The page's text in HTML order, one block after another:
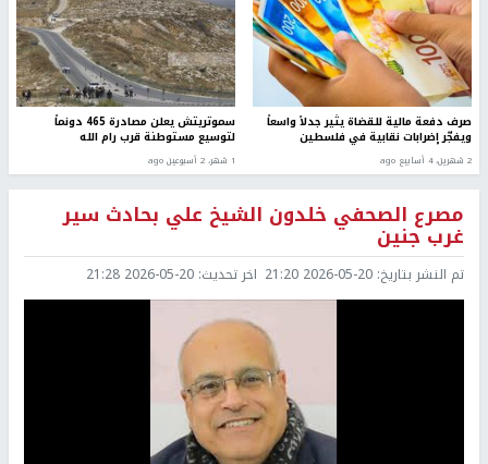
صرف دفعة مالية للقضاة يثير جدلاً واسعاً
ويفجّر إضرابات نقابية في فلسطين
2 شهرين، 4 أسابيع ago
سموتريتش يعلن مصادرة 465 دونماً
لتوسيع مستوطنة قرب رام الله
1 شهر، 2 أسبوعين ago
مصرع الصحفي خلدون الشيخ علي بحادث سير
غرب جنين
تم النشر بتاريخ: 2026-05-20 21:20 اخر تحديث: 2026-05-20 21:28